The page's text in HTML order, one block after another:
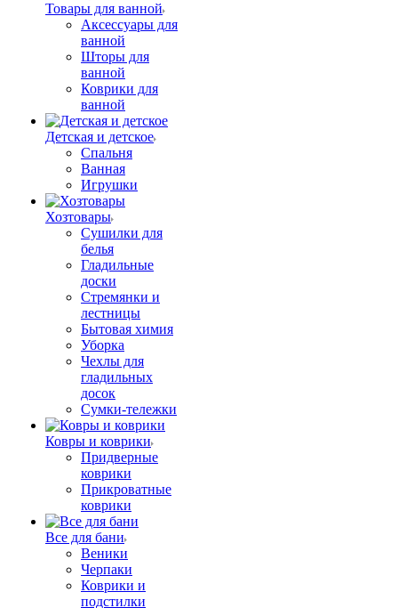
Товары для ванной
Аксессуары для
ванной
Шторы для
ванной
Коврики для
ванной
Детская и детское
Спальня
Ванная
Игрушки
Хозтовары
Сушилки для
белья
Гладильные
доски
Стремянки и
лестницы
Бытовая химия
Уборка
Чехлы для
гладильных
досок
Сумки-тележки
Ковры и коврики
Придверные
коврики
Прикроватные
коврики
Все для бани
Веники
Черпаки
Коврики и
подстилки